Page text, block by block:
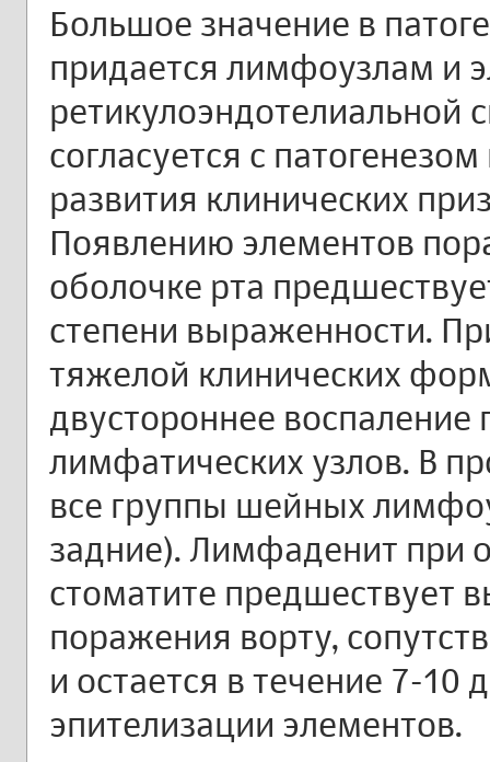
Большое значение в
придается лимфоузлам и
ретикулоэндотелиальной
согласуется с
развития клинических
Появлению элементов
оболочке рта
степени выраженности.
тяжелой клинических
двустороннее
лимфатических узлов. В
все группы шейных
задние). Лимфаденит при
стоматите предшествует
поражения ворту,
и остается в течение 7-10
эпителизации элементов.